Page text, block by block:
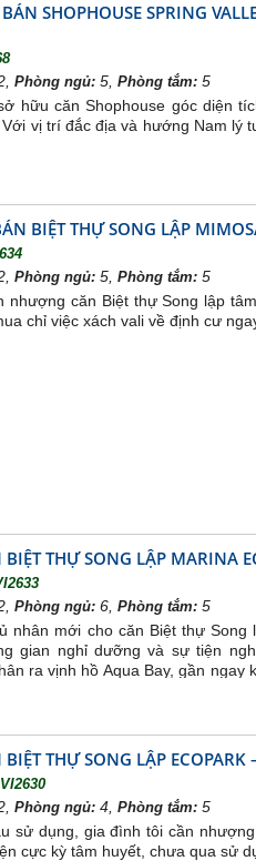
HƯNG YÊN
tọa lạc trên khu đất rộng
lên đến 6 tỷ USD. Dự án
cầu của các hộ gia đình.
SHOPHOUSE SPRING
Phòng ngủ:5, Phòng tắm:5
hữu căn Shophouse góc diện
Với vị trí đắc địa và hướng Nam
BIỆT THỰ SONG LẬP
Phòng ngủ:5, Phòng tắm:5
nhượng căn Biệt thự Song lập
chỉ việc xách vali về định cư
THỰ SONG LẬP MARINA
Phòng ngủ:6, Phòng tắm:5
nhân mới cho căn Biệt thự
gian nghỉ dưỡng và sự tiện
ra vịnh hồ Aqua Bay, gần
THỰ SONG LẬP
VI2630
Phòng ngủ:4, Phòng tắm:5
sử dụng, gia đình tôi cần
cực kỳ tâm huyết, chưa qua sử